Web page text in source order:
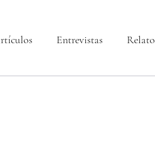
Entrevistas Relato